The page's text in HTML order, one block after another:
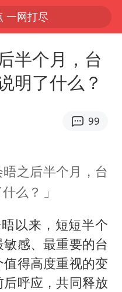
一网打尽
半个月，台
明了什么？
99
之后半个月，台
么？
以来，短短半个
感、最重要的台
得高度重视的变
呼应，共同释放